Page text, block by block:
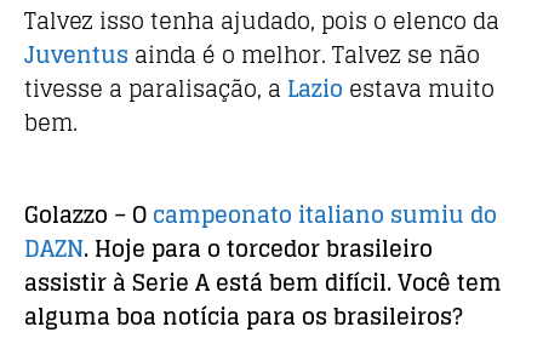
Talvez isso tenha ajudado, pois o elenco da
Juventus ainda é o melhor. Talvez se não
tivesse a paralisação, a Lazio estava muito
bem.
Golazzo – Ocampeonato italiano sumiu do
DAZN. Hoje para o torcedor brasileiro
assistir à Serie A está bem difícil. Você tem
alguma boa notícia para os brasileiros?